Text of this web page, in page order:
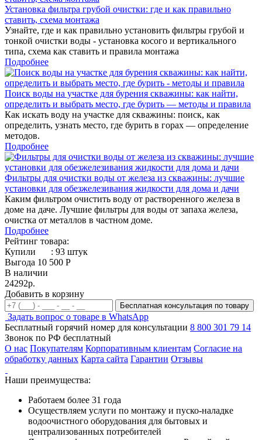
Установка фильтра грубой очистки: где и как правильно
ставить, схема монтажа
Узнайте, где и как правильно установить фильтры грубой и
тонкой очистки воды - установка косого и вертикального
типа, схема как ставить и правила монтажа
Подробнее
Поиск воды на участке для бурения скважины: как найти,
определить и выбрать место, где бурить — методы и правила
Как искать воду на участке для скважины: поиск, как
определить, узнать место, где бурить в горах — определение
методов.
Подробнее
Фильтры для очистки воды от железа из скважины: лучшие
установки для обезжелезивания жидкости для дома и дачи
Каким фильтром очистить воду от растворенного железа в
доме на даче. Лучшие фильтры для воды от запаха железа,
очистка от металлов в частном доме.
Подробнее
Рейтинг товара:
Купили
: 93 штук
Выгода 10 500 Р
В наличии
24292р.
Добавить в корзину
Бесплатная консультация по товару
Задать вопрос о товаре в WhatsApp
Бесплатный горячий номер для консультации 8 800 301 79 14
Звонок по РФ бесплатный
О нас Покупателям Корпоративным клиентам Согласие на
обработку данных Карта сайта Гарантии Отзывы
Наши преимущества:
Работаем более 31 года
Осуществляем услуги по монтажу и пуско-наладке
водоочистного оборудования для бытовых и
централизованных потребителей